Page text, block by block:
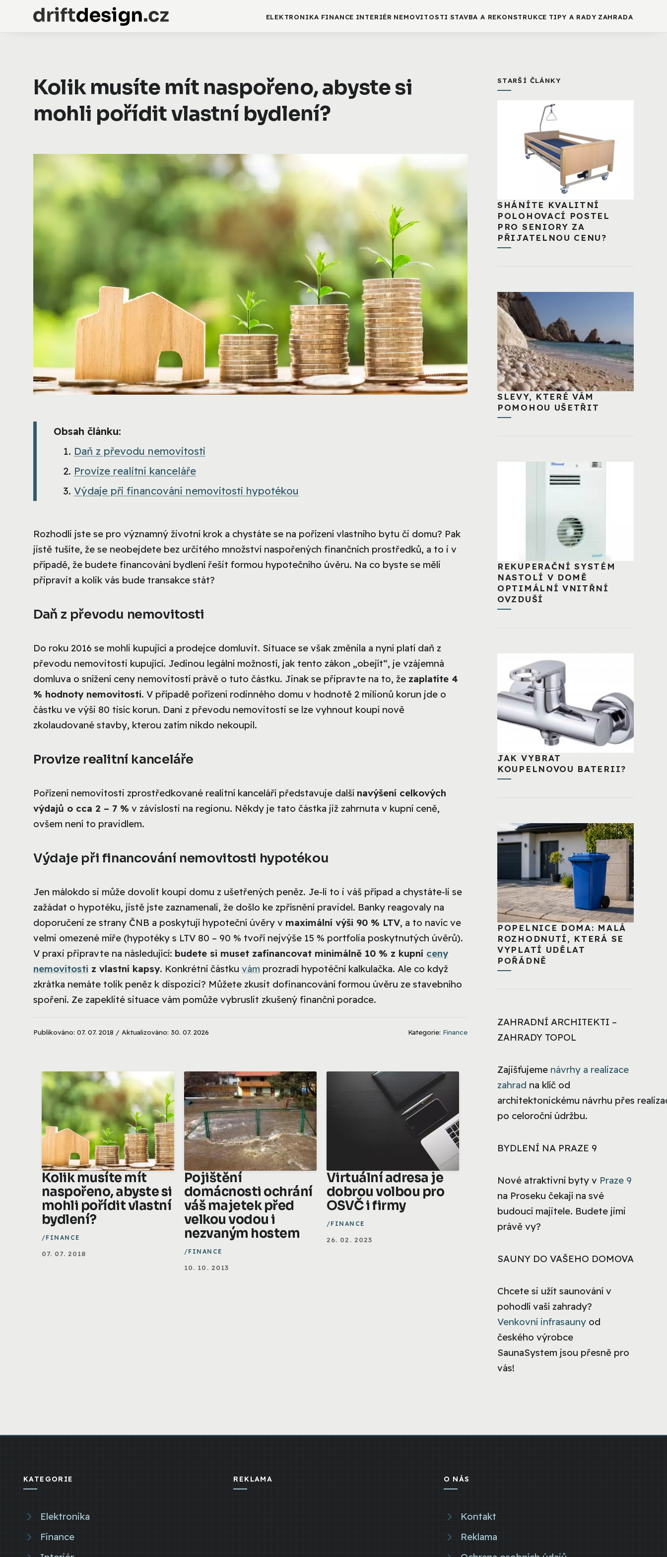
ELEKTRONIKA FINANCE INTERIÉR NEMOVITOSTI STAVBA A REKONSTRUKCE TIPY A RADY ZAHRADA
Kolik musíte mít naspořeno, abyste si
mohli pořídit vlastní bydlení?
Obsah článku:
Daň z převodu nemovitosti
Provize realitní kanceláře
Výdaje při financování nemovitosti hypotékou
Rozhodli jste se pro významný životní krok a chystáte se na pořízení vlastního bytu či domu? Pak
jistě tušíte, že se neobejdete bez určitého množství naspořených finančních prostředků, a to i v
případě, že budete financování bydlení řešit formou hypotečního úvěru. Na co byste se měli
připravit a kolik vás bude transakce stát?
Daň z převodu nemovitosti
Do roku 2016 se mohli kupující a prodejce domluvit. Situace se však změnila a nyní platí daň z
převodu nemovitosti kupující. Jedinou legální možností, jak tento zákon „obejít“, je vzájemná
domluva o snížení ceny nemovitostí právě o tuto částku. Jinak se připravte na to, že zaplatíte 4
% hodnoty nemovitosti. V případě pořízení rodinného domu v hodnotě 2 milionů korun jde o
částku ve výši 80 tisíc korun. Dani z převodu nemovitosti se lze vyhnout koupí nově
zkolaudované stavby, kterou zatím nikdo nekoupil.
Provize realitní kanceláře
Pořízení nemovitosti zprostředkované realitní kanceláří představuje další navýšení celkových
výdajů o cca 2 – 7 % v závislosti na regionu. Někdy je tato částka již zahrnuta v kupní ceně,
ovšem není to pravidlem.
Výdaje při financování nemovitosti hypotékou
Jen málokdo si může dovolit koupi domu z ušetřených peněz. Je-li to i váš případ a chystáte-li se
zažádat o hypotéku, jistě jste zaznamenali, že došlo ke zpřísnění pravidel. Banky reagovaly na
doporučení ze strany ČNB a poskytují hypoteční úvěry v maximální výši 90 % LTV, a to navíc ve
velmi omezené míře (hypotéky s LTV 80 – 90 % tvoří nejvýše 15 % portfolia poskytnutých úvěrů).
V praxi připravte na následující: budete si muset zafinancovat minimálně 10 % z kupní ceny
nemovitosti z vlastní kapsy. Konkrétní částku vám prozradí hypotéční kalkulačka. Ale co když
zkrátka nemáte tolik peněz k dispozici? Můžete zkusit dofinancování formou úvěru ze stavebního
spoření. Ze zapeklité situace vám pomůže vybruslit zkušený finanční poradce.
Publikováno: 07. 07. 2018 / Aktualizováno: 30. 07. 2026 Kategorie: Finance
Kolik musíte mít
naspořeno, abyste si
mohli pořídit vlastní
bydlení?
FINANCE
07. 07. 2018
Pojištění
domácnosti ochrání
váš majetek před
velkou vodou i
nezvaným hostem
FINANCE
10. 10. 2013
Virtuální adresa je
dobrou volbou pro
OSVČ i firmy
FINANCE
26. 02. 2023
STARŠÍ ČLÁNKY
SHÁNÍTE KVALITNÍ
POLOHOVACÍ POSTEL
PRO SENIORY ZA
PŘIJATELNOU CENU?
SLEVY, KTERÉ VÁM
POMOHOU UŠETŘIT
REKUPERAČNÍ SYSTÉM
NASTOLÍ V DOMĚ
OPTIMÁLNÍ VNITŘNÍ
OVZDUŠÍ
JAK VYBRAT
KOUPELNOVOU BATERII?
POPELNICE DOMA: MALÁ
ROZHODNUTÍ, KTERÁ SE
VYPLATÍ UDĚLAT
POŘÁDNĚ
ZAHRADNÍ ARCHITEKTI –
ZAHRADY TOPOL
Zajišťujeme návrhy a realizace
zahrad na klíč od
architektonickému návrhu přes
po celoroční údržbu.
BYDLENÍ NA PRAZE 9
Nové atraktivní byty v Praze 9
na Proseku čekají na své
budoucí majitele. Budete jimi
právě vy?
SAUNY DO VAŠEHO DOMOVA
Chcete si užít saunování v
pohodlí vaší zahrady?
Venkovní infrasauny od
českého výrobce
SaunaSystem jsou přesně pro
vás!
KATEGORIE
Elektronika
Finance
REKLAMA O NÁS
Kontakt
Reklama